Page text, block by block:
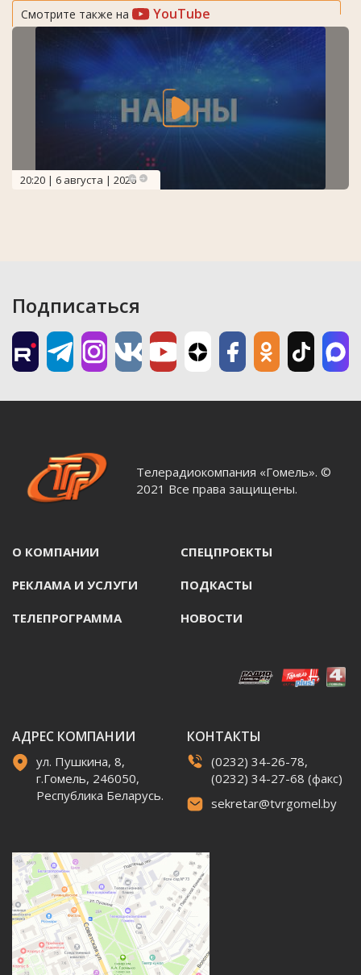
Смотрите также на YouTube
20:20 | 6 августа | 2026
Подписаться
Телерадиокомпания «Гомель». ©
2021 Все права защищены.
О КОМПАНИИ СПЕЦПРОЕКТЫ
РЕКЛАМА И УСЛУГИ ПОДКАСТЫ
ТЕЛЕПРОГРАММА НОВОСТИ
АДРЕС КОМПАНИИ
ул. Пушкина, 8,
г.Гомель, 246050,
Республика Беларусь.
КОНТАКТЫ
(0232) 34-26-78,
(0232) 34-27-68 (факс)
sekretar@tvrgomel.by